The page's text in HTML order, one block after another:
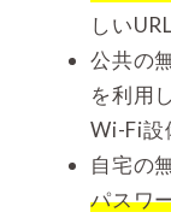
しい
公共の
を利用
Wi-Fi設
自宅の
パスワ